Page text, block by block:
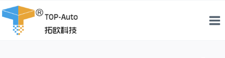
Saltar
al
Contenido